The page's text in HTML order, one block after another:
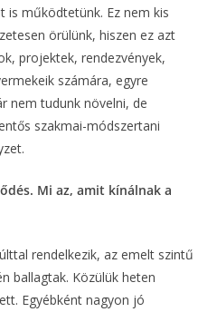
működtetünk. Ez nem kis
örülünk, hiszen ez azt
projektek, rendezvények,
számára, egyre
nem tudunk növelni, de
szakmai-módszertani
Mi az, amit kínálnak a
rendelkezik, az emelt szintű
ballagtak. Közülük heten
Egyébként nagyon jó